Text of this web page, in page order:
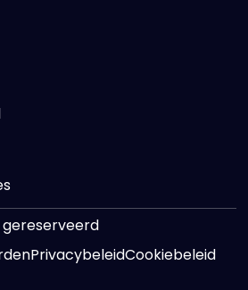
PrivacybeleidCookiebeleid